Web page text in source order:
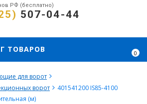
РФ (бесплатно)
507-04-44
0
ТОВАРОВ
для ворот
ворот
401541200 IS85-4100
(м)